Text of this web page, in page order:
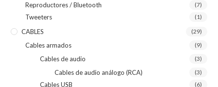
Reproductores / Bluetooth (7)
Tweeters (1)
CABLES (29)
Cables armados (9)
Cables de audio (3)
Cables de audio análogo (RCA) (3)
Cables USB (6)